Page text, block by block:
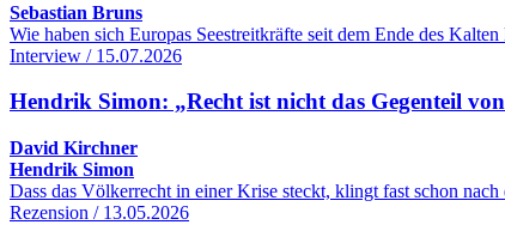
Sebastian Bruns
Wie haben sich Europas Seestreitkräfte seit dem Ende des
Interview / 15.07.2026
Hendrik Simon: „Recht ist nicht das Gegenteil
David Kirchner
Hendrik Simon
Dass das Völkerrecht in einer Krise steckt, klingt fast schon
Rezension / 13.05.2026